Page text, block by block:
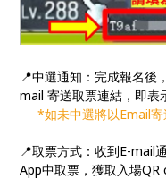
📍中選通知：完成報名後
mail 寄送取票連結，即表
*如未中選將以Email寄
📍取票方式：收到E-mail
App中取票，獲取入場QR